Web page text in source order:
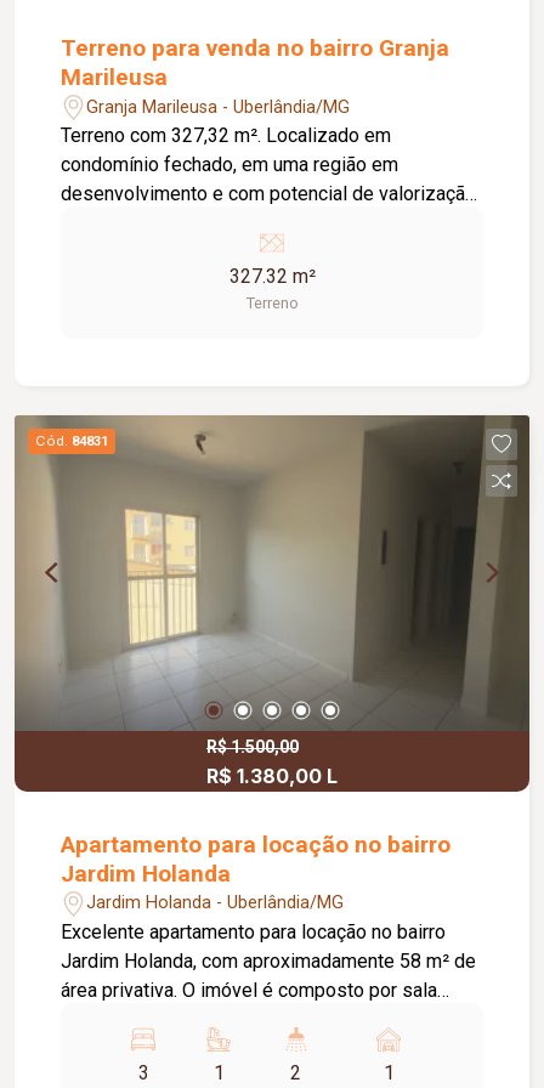
Terreno para venda no bairro Granja
Marileusa
Granja Marileusa - Uberlândia/MG
Terreno com 327,32 m². Localizado em
condomínio fechado, em uma região em
desenvolvimento e com potencial de valorização.
construção; Região em expansão e crescimento;
Excelente opção para construção residencial ou
327.32 m²
Terreno
Cód. 84831
R$ 1.500,00
R$ 1.380,00 L
Apartamento para locação no bairro
Jardim Holanda
Jardim Holanda - Uberlândia/MG
Excelente apartamento para locação no bairro
Jardim Holanda, com aproximadamente 58 m² de
área privativa. O imóvel é composto por sala
planejados e bancada, área de serviço, 03
quartos, sendo 02 com armários planejados e 01
3 1 2 1